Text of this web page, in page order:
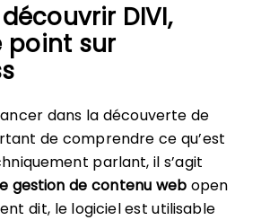
DIVI,
point sur
dans la découverte de
de comprendre ce qu’est
parlant, il s’agit
gestion de contenu web open
dit, le logiciel est utilisable